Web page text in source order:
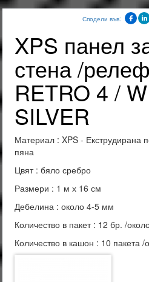
Сподели във:
XPS панел
стена /
RETRO 4 /
SILVER
Материал : XPS - Екструдирана
пяна
Цвят : бяло сребро
Размери : 1 м х 16 см
Дебелина : около 4-5 мм
Количество в пакет : 12 бр. /
Количество в кашон : 10 пакета